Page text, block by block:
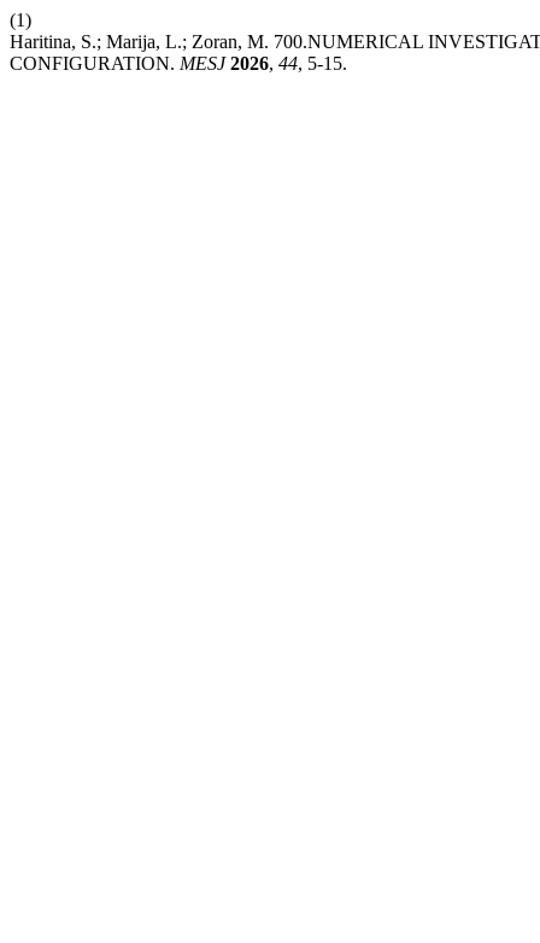
(1)
Haritina, S.; Marija, L.; Zoran, M. 700.NUMERICAL
CONFIGURATION. MESJ 2026, 44, 5-15.